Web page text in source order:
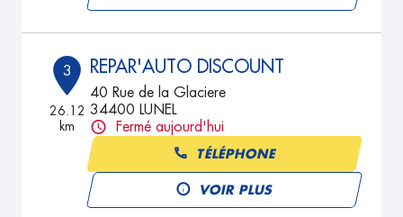
3
26.12
km
REPAR'AUTO DISCOUNT
40 Rue de la Glaciere
34400 LUNEL
Fermé aujourd'hui
TÉLÉPHONE
VOIR PLUS